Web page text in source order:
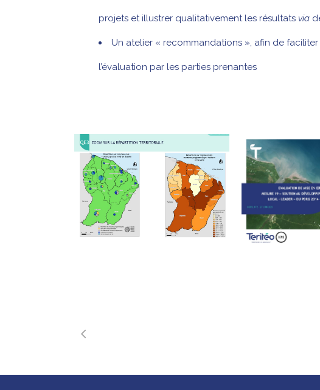
projets et illustrer qualitativement les résultats via
Un atelier « recommandations », afin de
l’évaluation par les parties prenantes